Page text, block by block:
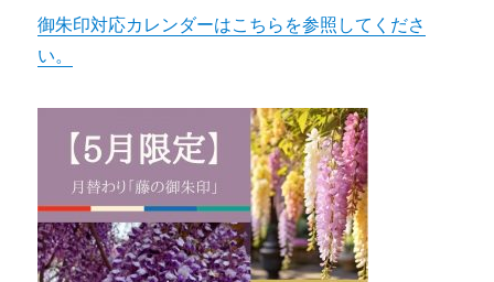
御朱印対応カレンダーはこちらを参照してくださ
い。